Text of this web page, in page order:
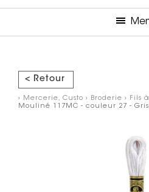
< Retour
› Mercerie, Custo › Broderie › Fils
Mouliné 117MC - couleur 27 -